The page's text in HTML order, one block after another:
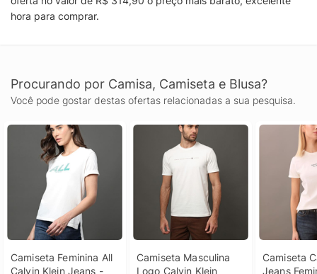
hora para comprar.
Procurando por Camisa, Camiseta e Blusa?
Você pode gostar destas ofertas relacionadas a sua pesquisa.
Camiseta Feminina All
Calvin Klein Jeans -
Camiseta Masculina
Logo Calvin Klein
Camiseta
Jeans